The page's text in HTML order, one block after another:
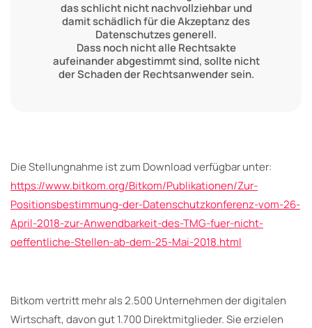
das schlicht nicht nachvollziehbar und
damit schädlich für die Akzeptanz des
Datenschutzes generell.
Dass noch nicht alle Rechtsakte
aufeinander abgestimmt sind, sollte nicht
der Schaden der Rechtsanwender sein.
Die Stellungnahme ist zum Download verfügbar unter:
https://www.bitkom.org/Bitkom/Publikationen/Zur-
Positionsbestimmung-der-Datenschutzkonferenz-vom-26-
April-2018-zur-Anwendbarkeit-des-TMG-fuer-nicht-
oeffentliche-Stellen-ab-dem-25-Mai-2018.html
Bitkom vertritt mehr als 2.500 Unternehmen der digitalen
Wirtschaft, davon gut 1.700 Direktmitglieder. Sie erzielen